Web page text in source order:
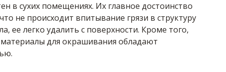
в сухих помещениях. Их главное достоинство
не происходит впитывание грязи в структуру
ее легко удалить с поверхности. Кроме того,
для окрашивания обладают